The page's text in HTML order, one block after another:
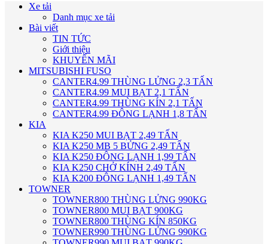
Xe tải
Danh mục xe tải
Bài viết
TIN TỨC
Giới thiệu
KHUYẾN MÃI
MITSUBISHI FUSO
CANTER4.99 THÙNG LỬNG 2,3 TẤN
CANTER4.99 MUI BẠT 2,1 TẤN
CANTER4.99 THÙNG KÍN 2,1 TẤN
CANTER4.99 ĐÔNG LẠNH 1,8 TẤN
KIA
KIA K250 MUI BẠT 2,49 TẤN
KIA K250 MB 5 BỬNG 2,49 TẤN
KIA K250 ĐÔNG LẠNH 1,99 TẤN
KIA K250 CHỞ KÍNH 2,49 TẤN
KIA K200 ĐÔNG LẠNH 1,49 TẤN
TOWNER
TOWNER800 THÙNG LỬNG 990KG
TOWNER800 MUI BẠT 900KG
TOWNER800 THÙNG KÍN 850KG
TOWNER990 THÙNG LỬNG 990KG